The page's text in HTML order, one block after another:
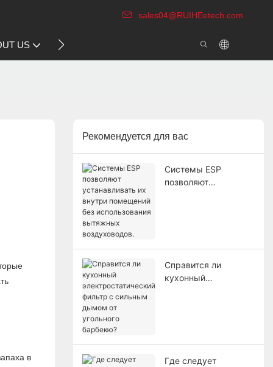
sales04@RUIHEetech.com
US VIDEO
в
Рекомендуется для вас
Системы ESP
позволяют
Справится ли
кухонный
Где следует